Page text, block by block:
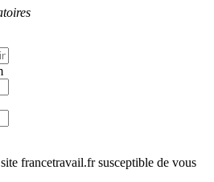
francetravail.fr susceptible de vous